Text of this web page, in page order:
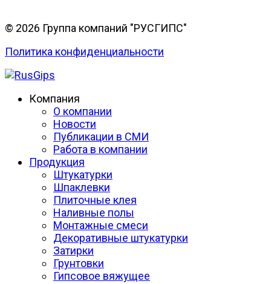
© 2026 Группа компаний "РУСГИПС"
Политика конфиденциальности
Компания
О компании
Новости
Публикации в СМИ
Работа в компании
Продукция
Штукатурки
Шпаклевки
Плиточные клея
Наливные полы
Монтажные смеси
Декоративные штукатурки
Затирки
Грунтовки
Гипсовое вяжущее